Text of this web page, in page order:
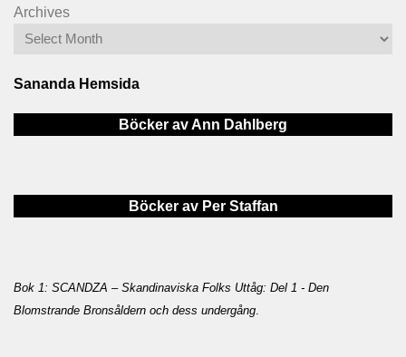
Archives
Sananda Hemsida
Böcker av Ann Dahlberg
Böcker av Per Staffan
Bok 1: SCANDZA – Skandinaviska Folks Uttåg: Del 1 - Den
Blomstrande Bronsåldern och dess undergång